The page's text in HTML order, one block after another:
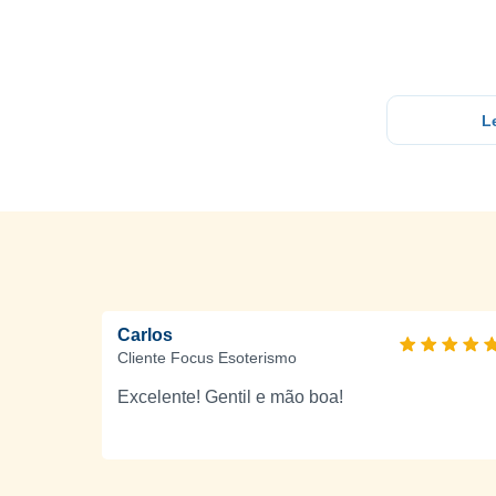
Carlos
Cliente Focus Esoterismo
Excelente! Gentil e mão boa!